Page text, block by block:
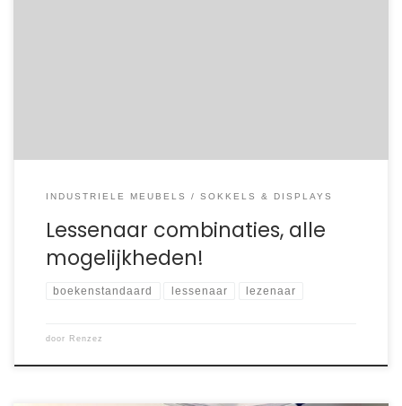
INDUSTRIELE MEUBELS SOKKELS & DISPLAYS
Lessenaar combinaties, alle
mogelijkheden!
boekenstandaard lessenaar lezenaar
door Renzez